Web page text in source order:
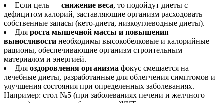
Если цель — снижение веса, то подойдут диеты с
дефицитом калорий, заставляющие организм расходовать
собственные запасы (кето-диета, низкоуглеводные диеты).
Для роста мышечной массы и повышения
выносливости необходимы высокобелковые и калорийные
рационы, обеспечивающие организм строительным
материалом и энергией.
Для оздоровления организма фокус смещается на
лечебные диеты, разработанные для облегчения симптомов и
улучшения состояния при определенных заболеваниях.
Например: стол №5 (при заболеваниях печени и желчного